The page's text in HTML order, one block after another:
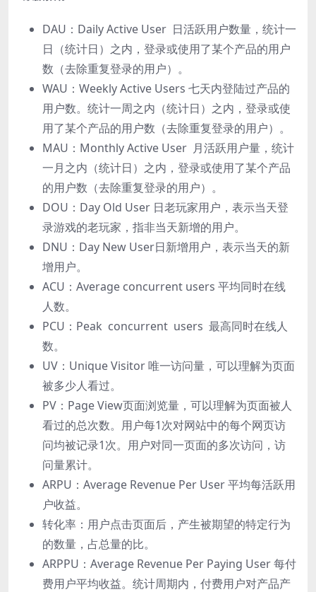
DAU：Daily Active User ⽇活跃⽤户数量，统计⼀
⽇（统计⽇）之内，登录或使⽤了某个产品的⽤户
数（去除重复登录的⽤户）。
WAU：Weekly Active Users 七天内登陆过产品的
⽤户数。统计⼀周之内（统计⽇）之内，登录或使
⽤了某个产品的⽤户数（去除重复登录的⽤户）。
MAU：Monthly Active User ⽉活跃⽤户量，统计
⼀⽉之内（统计⽇）之内，登录或使⽤了某个产品
的⽤户数（去除重复登录的⽤户）。
DOU：Day Old User ⽇⽼玩家⽤户，表示当天登
录游戏的⽼玩家，指⾮当天新增的⽤户。
DNU：Day New User⽇新增⽤户，表示当天的新
增⽤户。
ACU：Average concurrent users 平均同时在线
⼈数。
PCU：Peak concurrent users 最⾼同时在线⼈
数。
UV：Unique Visitor 唯⼀访问量，可以理解为⻚⾯
被多少⼈看过。
PV：Page View⻚⾯浏览量，可以理解为⻚⾯被⼈
看过的总次数。⽤户每1次对⽹站中的每个⽹⻚访
问均被记录1次。⽤户对同⼀⻚⾯的多次访问，访
问量累计。
ARPU：Average Revenue Per User 平均每活跃⽤
户收益。
转化率：⽤户点击⻚⾯后，产⽣被期望的特定⾏为
的数量，占总量的⽐。
ARPPU：Average Revenue Per Paying User 每付
费⽤户平均收益。统计周期内，付费⽤户对产品产